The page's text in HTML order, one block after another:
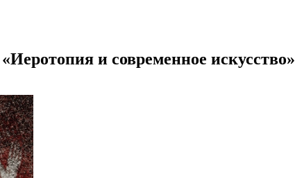
и современное искусство»